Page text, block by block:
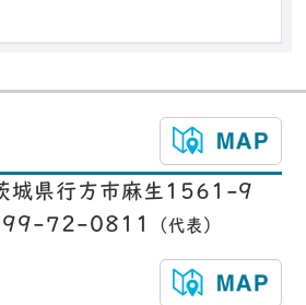
県行方市麻生1561-9
72-0811
（代表）